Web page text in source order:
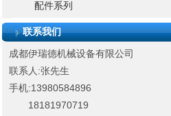
配件系列
联系我们
成都伊瑞德机械设备有限公司
联系人:张先生
手机:13980584896
18181970719